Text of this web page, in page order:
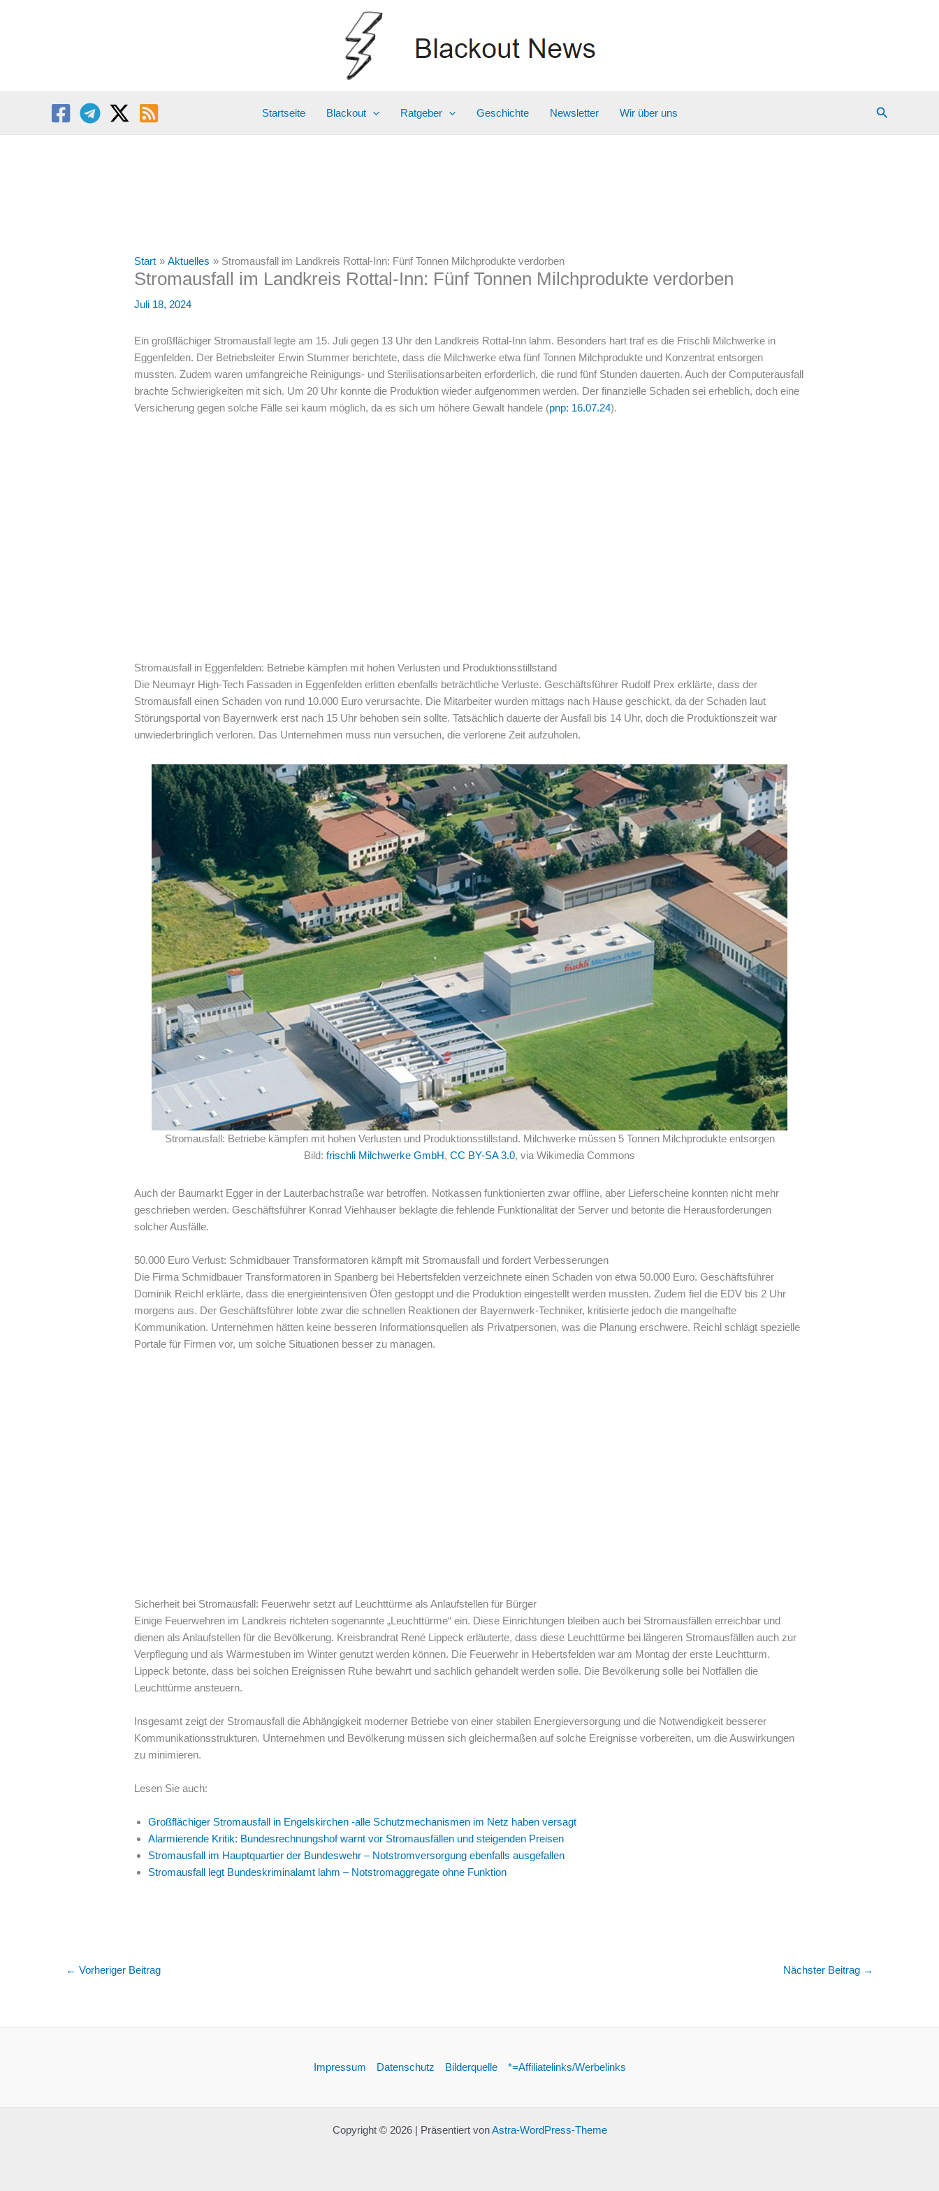
Startseite Blackout Ratgeber Geschichte Newsletter Wir über uns Suchen
Start Aktuelles Stromausfall im Landkreis Rottal-Inn: Fünf Tonnen Milchprodukte verdorben
Stromausfall im Landkreis Rottal-Inn: Fünf Tonnen Milchprodukte verdorben
Juli 18, 2024
Ein großflächiger Stromausfall legte am 15. Juli gegen 13 Uhr den Landkreis Rottal-Inn lahm. Besonders hart traf es die Frischli Milchwerke in
Eggenfelden. Der Betriebsleiter Erwin Stummer berichtete, dass die Milchwerke etwa fünf Tonnen Milchprodukte und Konzentrat entsorgen
mussten. Zudem waren umfangreiche Reinigungs- und Sterilisationsarbeiten erforderlich, die rund fünf Stunden dauerten. Auch der Computerausfall
brachte Schwierigkeiten mit sich. Um 20 Uhr konnte die Produktion wieder aufgenommen werden. Der finanzielle Schaden sei erheblich, doch eine
Versicherung gegen solche Fälle sei kaum möglich, da es sich um höhere Gewalt handele (pnp: 16.07.24).
Stromausfall in Eggenfelden: Betriebe kämpfen mit hohen Verlusten und Produktionsstillstand
Die Neumayr High-Tech Fassaden in Eggenfelden erlitten ebenfalls beträchtliche Verluste. Geschäftsführer Rudolf Prex erklärte, dass der
Stromausfall einen Schaden von rund 10.000 Euro verursachte. Die Mitarbeiter wurden mittags nach Hause geschickt, da der Schaden laut
Störungsportal von Bayernwerk erst nach 15 Uhr behoben sein sollte. Tatsächlich dauerte der Ausfall bis 14 Uhr, doch die Produktionszeit war
unwiederbringlich verloren. Das Unternehmen muss nun versuchen, die verlorene Zeit aufzuholen.
Stromausfall: Betriebe kämpfen mit hohen Verlusten und Produktionsstillstand. Milchwerke müssen 5 Tonnen Milchprodukte entsorgen
Bild: frischli Milchwerke GmbH, CC BY-SA 3.0, via Wikimedia Commons
Auch der Baumarkt Egger in der Lauterbachstraße war betroffen. Notkassen funktionierten zwar offline, aber Lieferscheine konnten nicht mehr
geschrieben werden. Geschäftsführer Konrad Viehhauser beklagte die fehlende Funktionalität der Server und betonte die Herausforderungen
solcher Ausfälle.
50.000 Euro Verlust: Schmidbauer Transformatoren kämpft mit Stromausfall und fordert Verbesserungen
Die Firma Schmidbauer Transformatoren in Spanberg bei Hebertsfelden verzeichnete einen Schaden von etwa 50.000 Euro. Geschäftsführer
Dominik Reichl erklärte, dass die energieintensiven Öfen gestoppt und die Produktion eingestellt werden mussten. Zudem fiel die EDV bis 2 Uhr
morgens aus. Der Geschäftsführer lobte zwar die schnellen Reaktionen der Bayernwerk-Techniker, kritisierte jedoch die mangelhafte
Kommunikation. Unternehmen hätten keine besseren Informationsquellen als Privatpersonen, was die Planung erschwere. Reichl schlägt spezielle
Portale für Firmen vor, um solche Situationen besser zu managen.
Sicherheit bei Stromausfall: Feuerwehr setzt auf Leuchttürme als Anlaufstellen für Bürger
Einige Feuerwehren im Landkreis richteten sogenannte „Leuchttürme“ ein. Diese Einrichtungen bleiben auch bei Stromausfällen erreichbar und
dienen als Anlaufstellen für die Bevölkerung. Kreisbrandrat René Lippeck erläuterte, dass diese Leuchttürme bei längeren Stromausfällen auch zur
Verpflegung und als Wärmestuben im Winter genutzt werden können. Die Feuerwehr in Hebertsfelden war am Montag der erste Leuchtturm.
Lippeck betonte, dass bei solchen Ereignissen Ruhe bewahrt und sachlich gehandelt werden solle. Die Bevölkerung solle bei Notfällen die
Leuchttürme ansteuern.
Insgesamt zeigt der Stromausfall die Abhängigkeit moderner Betriebe von einer stabilen Energieversorgung und die Notwendigkeit besserer
Kommunikationsstrukturen. Unternehmen und Bevölkerung müssen sich gleichermaßen auf solche Ereignisse vorbereiten, um die Auswirkungen
zu minimieren.
Lesen Sie auch:
Großflächiger Stromausfall in Engelskirchen -alle Schutzmechanismen im Netz haben versagt
Alarmierende Kritik: Bundesrechnungshof warnt vor Stromausfällen und steigenden Preisen
Stromausfall im Hauptquartier der Bundeswehr – Notstromversorgung ebenfalls ausgefallen
Stromausfall legt Bundeskriminalamt lahm – Notstromaggregate ohne Funktion
← Vorheriger Beitrag Nächster Beitrag →
Impressum Datenschutz Bilderquelle *=Affiliatelinks/Werbelinks
Copyright © 2026 | Präsentiert vonAstra-WordPress-Theme